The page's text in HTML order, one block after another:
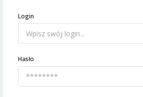
Login
Hasło